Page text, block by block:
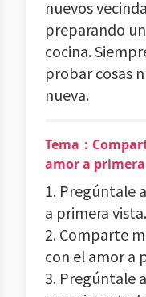
nuevos
preparando
cocina.
probar cosas
nueva.
Tema：
amor a
1. Pregúntale
a primera vista.
2. Comparte
con el amor a
3. Pregúntale